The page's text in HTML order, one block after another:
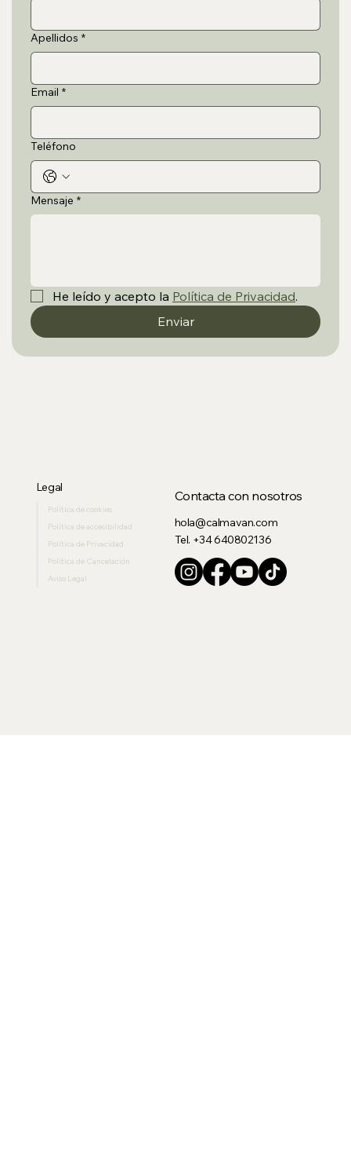
Apellidos *
Email *
Teléfono
Mensaje *
He leído y acepto la Política de Privacidad.
Enviar
Legal
Política de cookies
Política de accesibilidad
Politica de Privacidad
Política de Cancelación
Aviso Legal
Contacta con nosotros
hola@calmavan.com
Tel. +34 640802136